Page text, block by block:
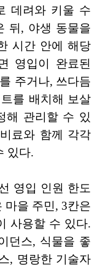
데려와 키울 수
뒤, 야생 동물을
시간 안에 해당
영입이 완료된
주거나, 쓰다듬
를 배치해 보살
해 관리할 수 있
료와 함께 각각
있다.
영입 인원 한도
마을 주민, 3칸은
사용할 수 있다.
던스, 식물을 좋
, 명랑한 기술자